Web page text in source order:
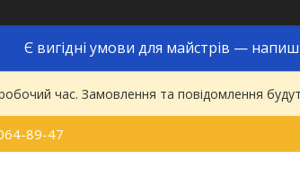
Є вигідні умови для майстрів —
час. Замовлення та повідомлення
89-47